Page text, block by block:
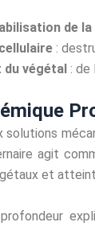
de
:
du végétal : de
solutions
agit
et